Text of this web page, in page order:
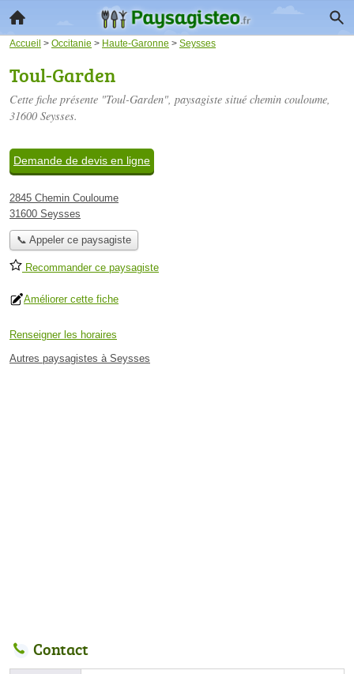
Accueil > Occitanie > Haute-Garonne > Seysses
Toul-Garden
Cette fiche présente "Toul-Garden", paysagiste situé chemin couloume,
31600 Seysses.
Demande de devis en ligne
2845 Chemin Couloume
31600 Seysses
📞 Appeler ce paysagiste
Recommander ce paysagiste
Améliorer cette fiche
Renseigner les horaires
Autres paysagistes à Seysses
Contact